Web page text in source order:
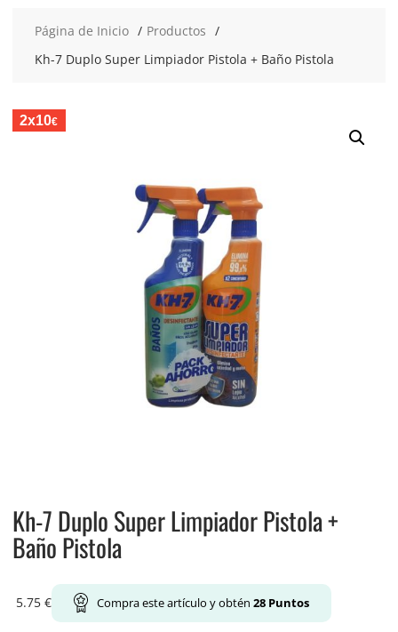
Página de Inicio
Productos
Kh-7 Duplo Super Limpiador Pistola + Baño Pistola
2x10€
Kh-7 Duplo Super Limpiador Pistola +
Baño Pistola
5.75 € Compra este artículo y obtén 28Puntos